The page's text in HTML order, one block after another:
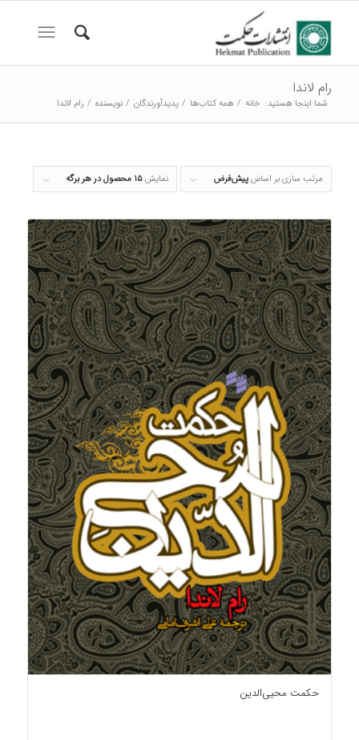
رام لاندا
شما اینجا هستید: خانه / همه کتاب‌ها / پدیدآورندگان / نویسنده / رام لاندا
مرتب سازی بر اساسپیش‌فرض نمایش۱۵ محصول در هر برگه
حکمت محیی‌الدین